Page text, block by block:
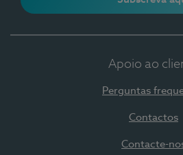
Apoio ao
Perguntas
Contactos
Contacte-